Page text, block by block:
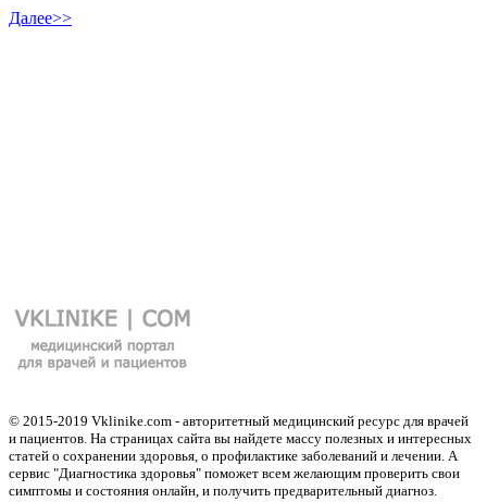
Далее>>
© 2015-2019 Vklinike.com - авторитетный медицинский ресурс для врачей
и пациентов. На страницах сайта вы найдете массу полезных и интересных
статей о сохранении здоровья, о профилактике заболеваний и лечении. А
сервис "Диагностика здоровья" поможет всем желающим проверить свои
симптомы и состояния онлайн, и получить предварительный диагноз.